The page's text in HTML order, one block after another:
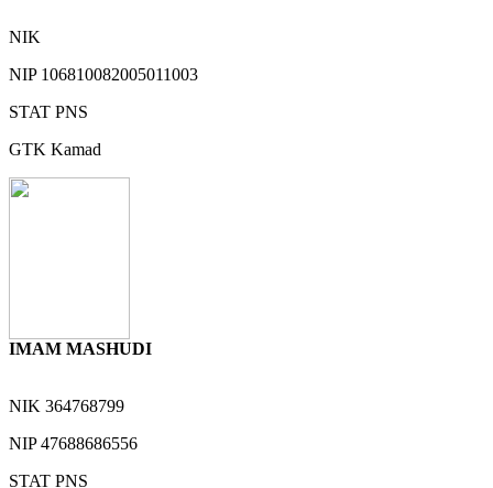
NIK
NIP 106810082005011003
STAT PNS
GTK Kamad
IMAM MASHUDI
NIK 364768799
NIP47688686556
STAT PNS